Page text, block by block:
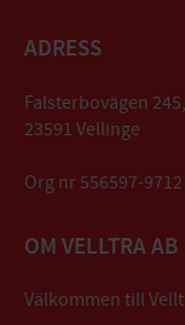
ADRESS
Falsterbovägen 245,
23591 Vellinge
Org nr 556597-9712
OM VELLTRA AB
Välkommen till